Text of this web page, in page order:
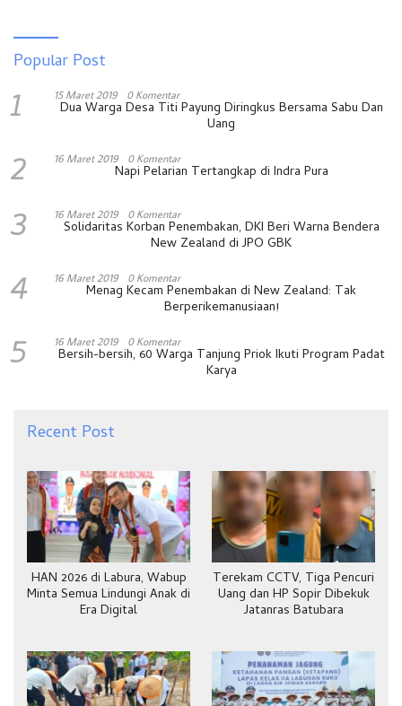
Popular Post
1 15 Maret 2019 0 Komentar
Dua Warga Desa Titi Payung Diringkus Bersama Sabu Dan
Uang
2 16 Maret 2019 0 Komentar
Napi Pelarian Tertangkap di Indra Pura
3 16 Maret 2019 0 Komentar
Solidaritas Korban Penembakan, DKI Beri Warna Bendera
New Zealand di JPO GBK
4 16 Maret 2019 0 Komentar
Menag Kecam Penembakan di New Zealand: Tak
Berperikemanusiaan!
5 16 Maret 2019 0 Komentar
Bersih-bersih, 60 Warga Tanjung Priok Ikuti Program Padat
Karya
Recent Post
HAN 2026 di Labura, Wabup
Minta Semua Lindungi Anak di
Era Digital
Terekam CCTV, Tiga Pencuri
Uang dan HP Sopir Dibekuk
Jatanras Batubara